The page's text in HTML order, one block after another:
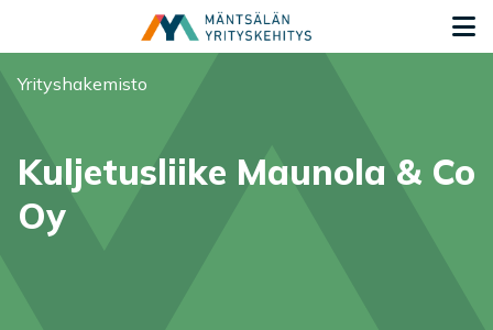
Olet tässä:
Yrityshakemisto
Kuljetusliike Maunola & Co
Oy